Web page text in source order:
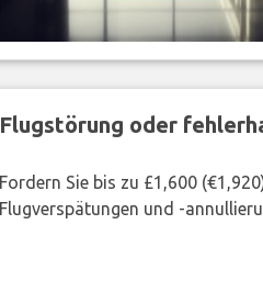
Flugstörung oder
Fordern Sie bis zu £1,600
Flugverspätungen und -